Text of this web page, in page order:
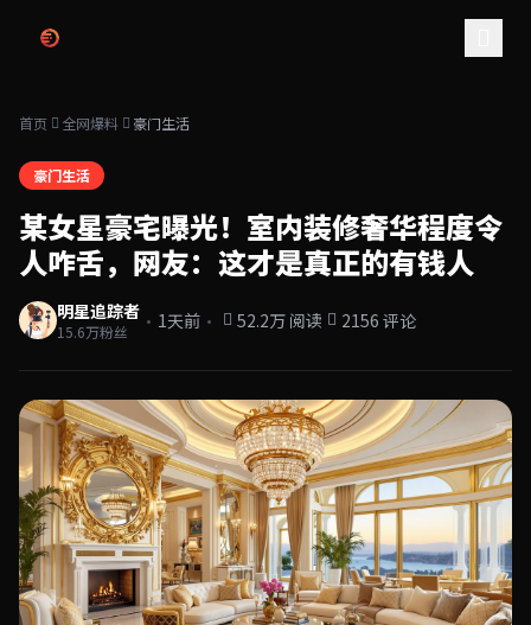
首页 全网爆料 豪门生活
豪门生活
某女星豪宅曝光！室内装修奢华程度令
人咋舌，网友：这才是真正的有钱人
明星追踪者
15.6万粉丝 · 1天前 · 52.2万 阅读 2156 评论